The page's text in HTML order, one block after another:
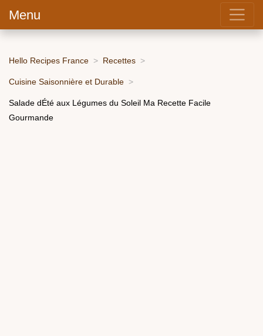
Menu
Hello Recipes France Recettes
Cuisine Saisonnière et Durable
Salade dÉté aux Légumes du Soleil Ma Recette Facile
Gourmande